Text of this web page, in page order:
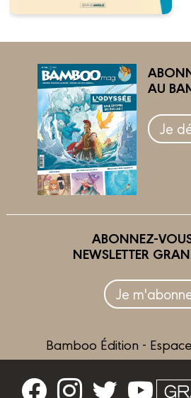
AU
Je
ABONNEZ-
NEWSLETTER
Je
Bamboo Édition -